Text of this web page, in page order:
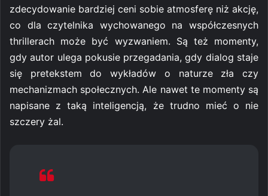
zdecydowanie bardziej ceni sobie atmosferę niż akcję,
co dla czytelnika wychowanego na współczesnych
thrillerach może być wyzwaniem. Są też momenty,
gdy autor ulega pokusie przegadania, gdy dialog staje
się pretekstem do wykładów o naturze zła czy
mechanizmach społecznych. Ale nawet te momenty są
napisane z taką inteligencją, że trudno mieć o nie
szczery żal.